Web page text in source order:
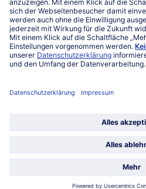
Land / Sprache wählen